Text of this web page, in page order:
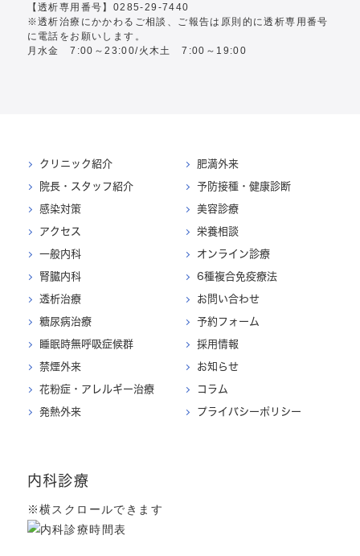
【透析専用番号】 0285-29-7440
※透析治療にかかわるご相談、ご報告は原則的に透析専用番号
に電話をお願いします。
月水金 7:00～23:00/火木土 7:00～19:00
クリニック紹介
院長・スタッフ紹介
感染対策
アクセス
一般内科
腎臓内科
透析治療
糖尿病治療
睡眠時無呼吸症候群
禁煙外来
花粉症・アレルギー治療
発熱外来
肥満外来
予防接種・健康診断
美容診療
栄養相談
オンライン診療
6種複合免疫療法
お問い合わせ
予約フォーム
採用情報
お知らせ
コラム
プライバシーポリシー
内科診療
※横スクロールできます